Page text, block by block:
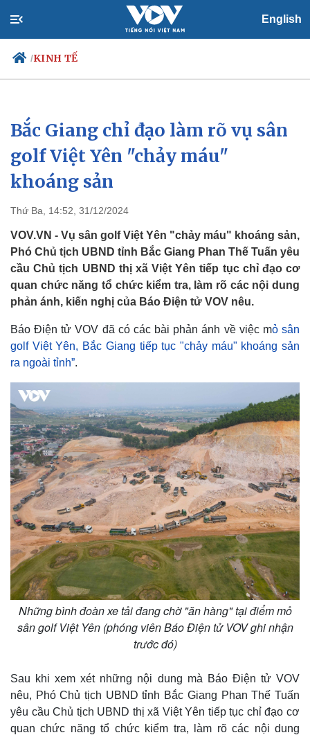
English
/KINH TẾ
Chính trị
Đảng
Tổ chức nhân sự
Quốc hội
Nhận diện sự thật
Xã hội
Dự báo thời tiết
Bắc Giang chỉ đạo làm rõ vụ sân
golf Việt Yên "chảy máu"
khoáng sản
Thứ Ba, 14:52, 31/12/2024
VOV.VN - Vụ sân golf Việt Yên "chảy máu" khoáng sản,
Phó Chủ tịch UBND tỉnh Bắc Giang Phan Thế Tuấn yêu
cầu Chủ tịch UBND thị xã Việt Yên tiếp tục chỉ đạo cơ
quan chức năng tổ chức kiểm tra, làm rõ các nội dung
phản ánh, kiến nghị của Báo Điện tử VOV nêu.
Báo Điện tử VOV đã có các bài phản ánh về việc mỏ sân
golf Việt Yên, Bắc Giang tiếp tục "chảy máu" khoáng sản
ra ngoài tỉnh”.
Những bình đoàn xe tải đang chờ "ăn hàng" tại điểm mỏ
sân golf Việt Yên (phóng viên Báo Điện tử VOV ghi nhận
trước đó)
Sau khi xem xét những nội dung mà Báo Điện tử VOV
nêu, Phó Chủ tịch UBND tỉnh Bắc Giang Phan Thế Tuấn
yêu cầu Chủ tịch UBND thị xã Việt Yên tiếp tục chỉ đạo cơ
quan chức năng tổ chức kiểm tra, làm rõ các nội dung